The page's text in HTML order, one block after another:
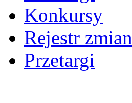
Konkursy
Rejestr zmian
Przetargi